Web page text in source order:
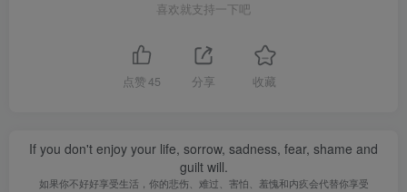
喜欢就支持一下吧
点赞 45 分享 收藏
If you don't enjoy your life, sorrow, sadness, fear, shame and
guilt will.
如果你不好好享受生活，你的悲伤、难过、害怕、羞愧和内疚会代替你享受